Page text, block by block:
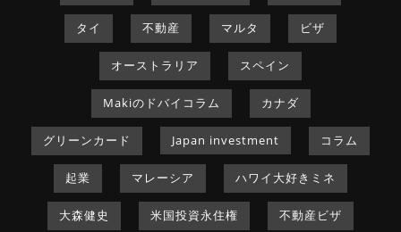
タイ 不動産 マルタ ビザ
オーストラリア スペイン
Makiのドバイコラム カナダ
グリーンカード Japan investment コラム
起業 マレーシア ハワイ大好きミネ
大森健史 米国投資永住権 不動産ビザ